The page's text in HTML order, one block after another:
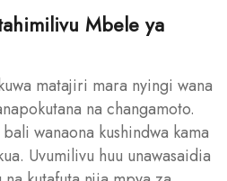
Mbele ya
matajiri mara nyingi wana
na changamoto.
wanaona kushindwa kama
Uvumilivu huu unawasaidia